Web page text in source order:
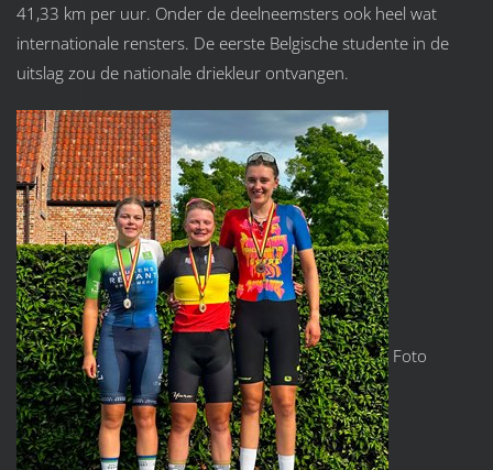
41,33 km per uur. Onder de deelneemsters ook heel wat
internationale rensters. De eerste Belgische studente in de
uitslag zou de nationale driekleur ontvangen.
Foto